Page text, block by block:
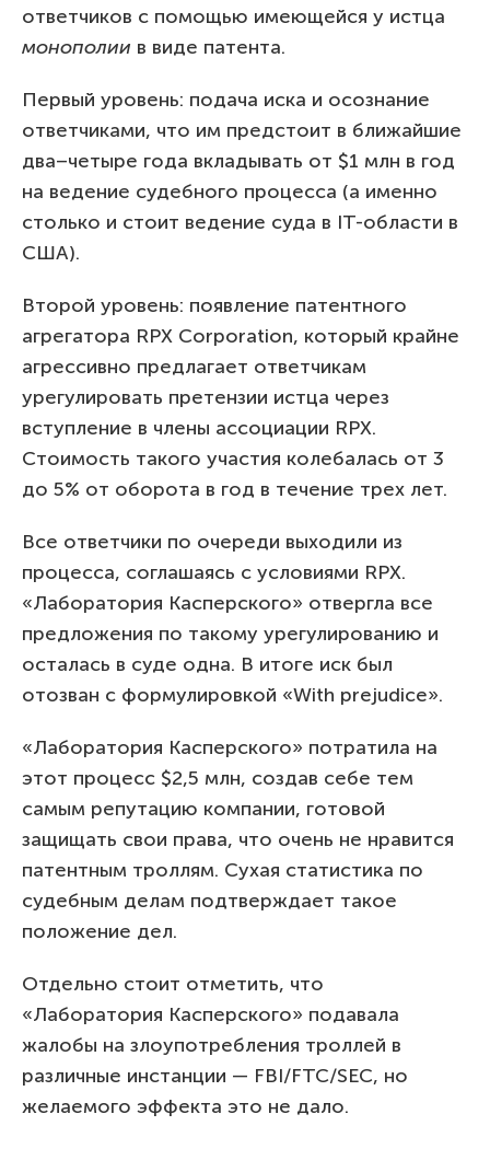
ответчиков с помощью имеющейся у истца
монополии в виде патента.
Первый уровень: подача иска и осознание
ответчиками, что им предстоит в ближайшие
два–четыре года вкладывать от $1 млн в год
на ведение судебного процесса (а именно
столько и стоит ведение суда в IT-области в
США).
Второй уровень: появление патентного
агрегатора RPX Corporation, который крайне
агрессивно предлагает ответчикам
урегулировать претензии истца через
вступление в члены ассоциации RPX.
Стоимость такого участия колебалась от 3
до 5% от оборота в год в течение трех лет.
Все ответчики по очереди выходили из
процесса, соглашаясь с условиями RPX.
«Лаборатория Касперского» отвергла все
предложения по такому урегулированию и
осталась в суде одна. В итоге иск был
отозван с формулировкой «With prejudice».
«Лаборатория Касперского» потратила на
этот процесс $2,5 млн, создав себе тем
самым репутацию компании, готовой
защищать свои права, что очень не нравится
патентным троллям. Сухая статистика по
судебным делам подтверждает такое
положение дел.
Отдельно стоит отметить, что
«Лаборатория Касперского» подавала
жалобы на злоупотребления троллей в
различные инстанции — FBI/FTC/SEC, но
желаемого эффекта это не дало.